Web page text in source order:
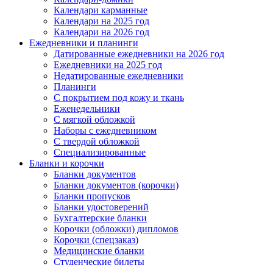
Календари карманные
Календари на 2025 год
Календари на 2026 год
Ежедневники и планинги
Датированные ежедневники на 2026 год
Ежедневники на 2025 год
Недатированные ежедневники
Планинги
С покрытием под кожу и ткань
Еженедельники
С мягкой обложкой
Наборы с ежедневником
С твердой обложкой
Специализированные
Бланки и корочки
Бланки документов
Бланки документов (корочки)
Бланки пропусков
Бланки удостоверений
Бухгалтерские бланки
Корочки (обложки) дипломов
Корочки (спецзаказ)
Медицинские бланки
Студенческие билеты